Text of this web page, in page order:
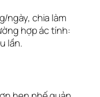
ngày, chia làm
hợp ác tính:
lần.